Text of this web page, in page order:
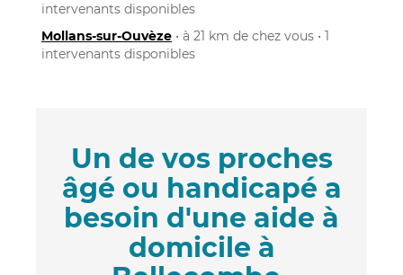
intervenants disponibles
Mollans-sur-Ouvèze • à 21 km de chez vous • 1
intervenants disponibles
Un de vos proches
âgé ou handicapé a
besoin d'une aide à
domicile à